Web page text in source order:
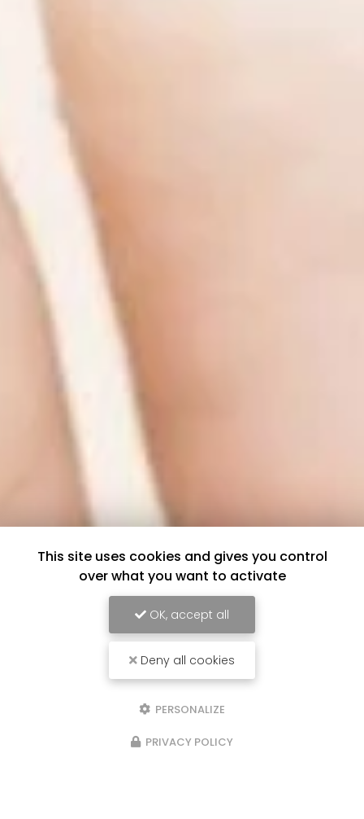
This site uses cookies and gives you control
over what you want to activate
OK, accept all
Deny all cookies
PERSONALIZE
PRIVACY POLICY